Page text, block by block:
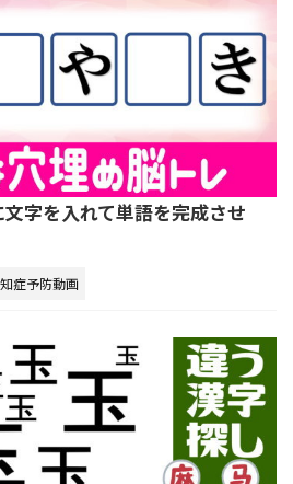
文字を入れて単語を完成させ
症予防動画